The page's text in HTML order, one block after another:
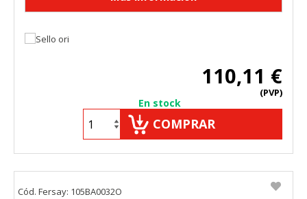
110,11 €
(PVP)
En stock
COMPRAR
Cód. Fersay: 105BA0032O